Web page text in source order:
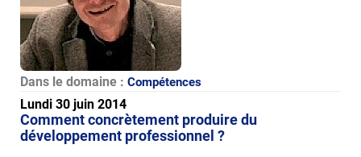
Dans le domaine : Compétences
Lundi 30 juin 2014
Comment concrètement produire du
développement professionnel ?